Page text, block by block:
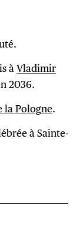
à Vladimir
2036.
la Pologne.
à Sainte-